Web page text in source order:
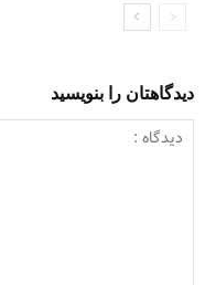
دیدگاهتان را بنویسید